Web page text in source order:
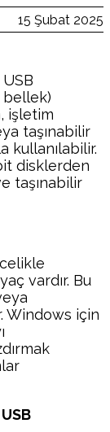
15 Şubat 2025
bellek)
işletim
taşınabilir
kullanılabilir.
disklerden
taşınabilir
vardır. Bu
Windows için